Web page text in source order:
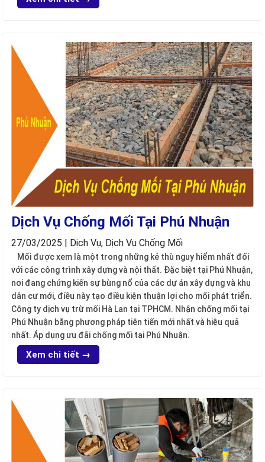
Dịch Vụ Chống Mối Tại Phú Nhuận
27/03/2025 | Dịch Vụ, Dịch Vụ Chống Mối
Mối được xem là một trong những kẻ thù nguy hiểm nhất đối
với các công trình xây dựng và nội thất. Đặc biệt tại Phú Nhuận,
nơi đang chứng kiến sự bùng nổ của các dự án xây dựng và khu
dân cư mới, điều này tạo điều kiện thuận lợi cho mối phát triển.
Công ty dịch vụ trừ mối Hà Lan tại TPHCM. Nhận chống mối tại
Phú Nhuận bằng phương pháp tiên tiến mới nhất và hiệu quả
nhất. Áp dụng ưu đãi chống mối tại Phú Nhuận.
Xem chi tiết →